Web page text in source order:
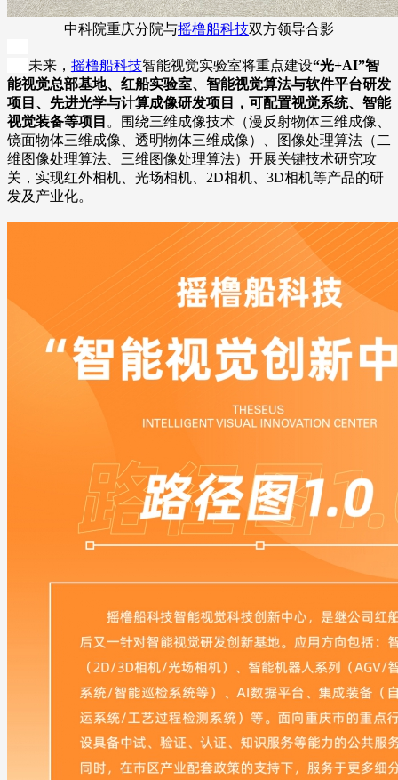
中科院重庆分院与摇橹船科技双方领导合影
未来， 摇橹船科技智能视觉实验室将重点建设“光+AI”智
能视觉总部基地、红船实验室、智能视觉算法与软件平台研发
项目、先进光学与计算成像研发项目，可配置视觉系统、智能
视觉装备等项目 。围绕三维成像技术（漫反射物体三维成像、
镜面物体三维成像、透明物体三维成像）、图像处理算法（二
维图像处理算法、三维图像处理算法）开展关键技术研究攻
关，实现红外相机、光场相机、2D相机、3D相机等产品的研
发及产业化。